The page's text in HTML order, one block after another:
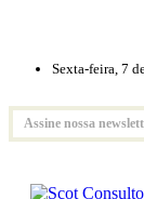
Sexta-feira, 7
Assine nossa